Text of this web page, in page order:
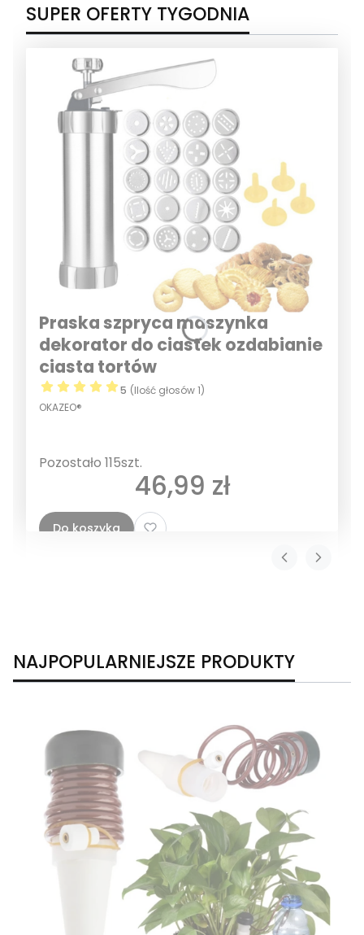
SUPER OFERTY TYGODNIA
Praska szpryca maszynka
dekorator do ciastek ozdabianie
ciasta tortów
5 (Ilość głosów 1)
OKAZEO®
Pozostało 115szt.
Cena
46,99 zł
Do koszyka
NAJPOPULARNIEJSZE PRODUKTY